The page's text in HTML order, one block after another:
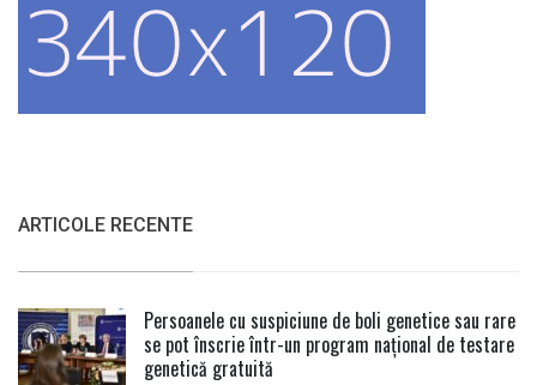
ARTICOLE RECENTE
Persoanele cu suspiciune de boli genetice sau rare
se pot înscrie într-un program național de testare
genetică gratuită